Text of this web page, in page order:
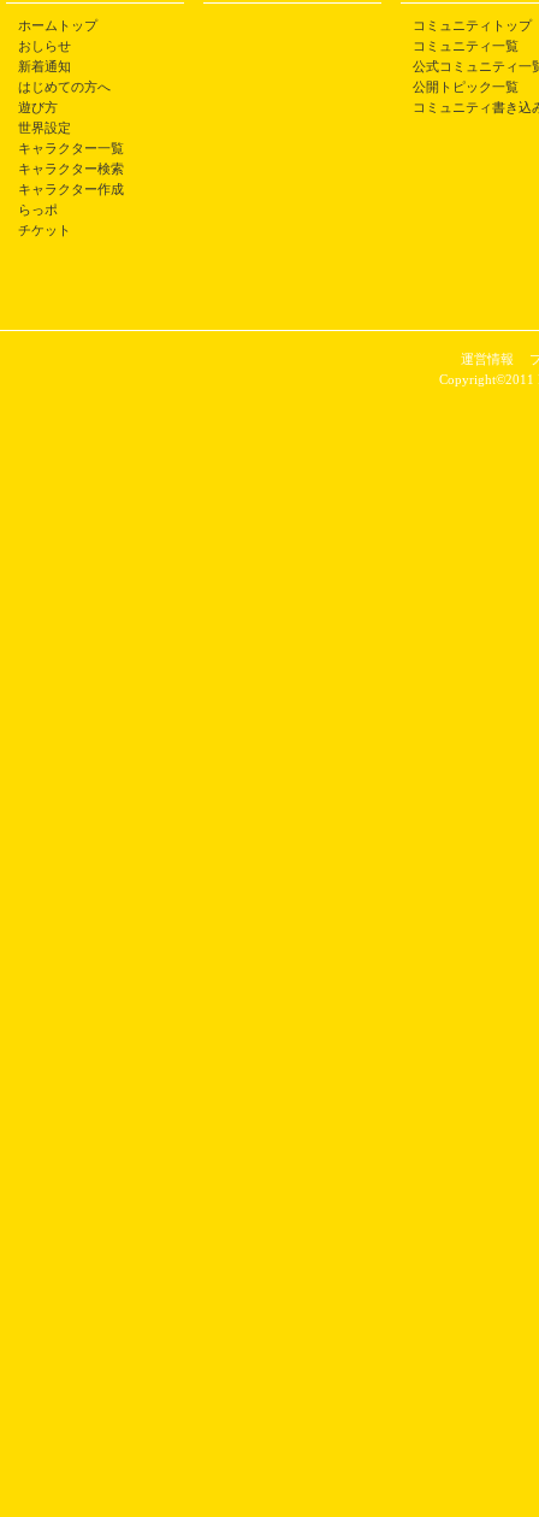
ホームトップ
おしらせ
新着通知
はじめての方へ
遊び方
世界設定
キャラクター一覧
キャラクター検索
キャラクター作成
らっポ
チケット
コミュニティトップ
コミュニティ一覧
公式コミュニティ一
公開トピック一覧
コミュニティ書き込
運営情報
Copyright©2011